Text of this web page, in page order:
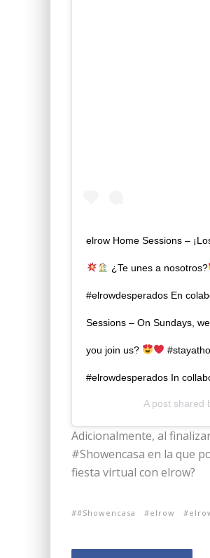
elrow Home Sessions –
¿Te unes a nosotros?
#elrowdesperados En
Sessions – On Sundays,
you join us?
#elrowdesperados In
A post shared
Adicionalmente, al
#Showencasa en la que
fiesta virtual con elrow?
#Showencasa elrow